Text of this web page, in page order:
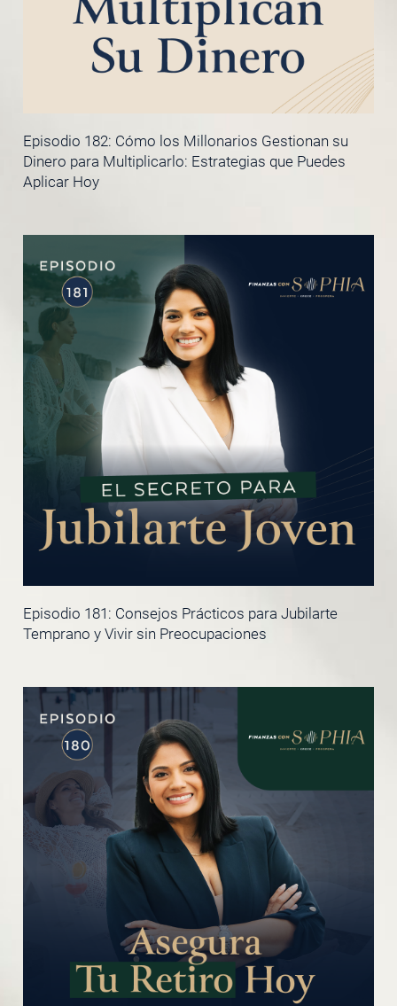
Episodio 182: Cómo los Millonarios Gestionan su
Dinero para Multiplicarlo: Estrategias que Puedes
Aplicar Hoy
Episodio 181: Consejos Prácticos para Jubilarte
Temprano y Vivir sin Preocupaciones